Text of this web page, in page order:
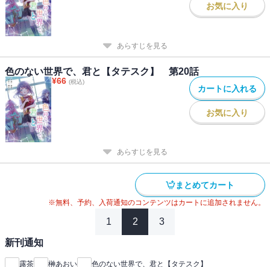
お気に入り
あらすじを見る
色のない世界で、君と【タテスク】 第20話
¥66 (税込)
カートに入れる
お気に入り
あらすじを見る
まとめてカート
※無料、予約、入荷通知のコンテンツはカートに追加されません。
1 2 3
新刊通知
露茶 榊あおい 色のない世界で、君と【タテスク】